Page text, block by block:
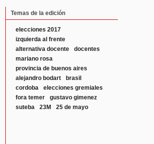
Temas de la edición
elecciones 2017
izquierda al frente
alternativa docente
docentes
mariano rosa
provincia de buenos aires
alejandro bodart
brasil
cordoba
elecciones gremiales
fora temer
gustavo gimenez
suteba
23M 25 de mayo